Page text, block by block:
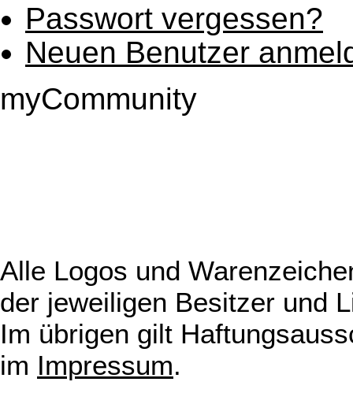
Passwort vergessen?
Neuen Benutzer
myCommunity
Alle Logos und
der jeweiligen Besitzer und
Im übrigen gilt
im Impressum.